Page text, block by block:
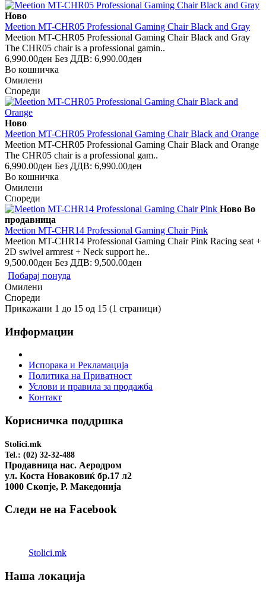
Ново
Meetion MT-CHR05 Professional Gaming Chair Black and Gray
Meetion MT-CHR05 Professional Gaming Chair Black and Gray
The CHR05 chair is a professional gamin..
6,990.00ден Без ДДВ: 6,990.00ден
Во кошничка
Омилени
Спореди
Ново
Meetion MT-CHR05 Professional Gaming Chair Black and Orange
Meetion MT-CHR05 Professional Gaming Chair Black and Orange
The CHR05 chair is a professional gam..
6,990.00ден Без ДДВ: 6,990.00ден
Во кошничка
Омилени
Спореди
Ново Во
продавница
Meetion MT-CHR14 Professional Gaming Chair Pink
Meetion MT-CHR14 Professional Gaming Chair Pink Racing seat +
2D swivel armrest + Neck support he..
9,500.00ден Без ДДВ: 9,500.00ден
Побарај понуда
Омилени
Спореди
Прикажани 1 до 15 од 15 (1 страници)
Информации
Испорака и Рекламација
Политика на Приватност
Услови и правила за продажба
Контакт
Корисничка поддршка
Stolici.mk
Tel.: (02) 32-32-488
Продавница нас. Аеродром
ул. Коста Новаковиќ бр.17 л2
1000 Скопје, Р. Македонија
Следи не на Facebook
Stolici.mk
Наша локација